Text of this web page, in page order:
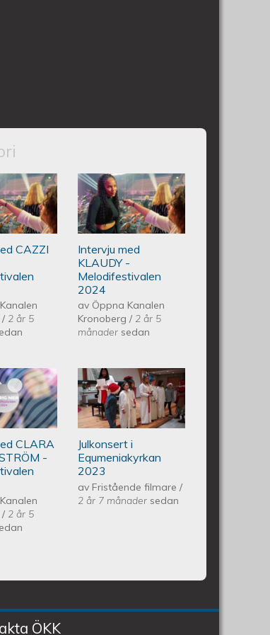
- Melodifestivalen 2024
med CAZZI OPEIA -
2024
CAZZI
/ 2 år 5
Intervju med
KLAUDY -
Melodifestivalen
2024
Intervju med
KLAUDY -
Melodifestivalen
2024
av Öppna Kanalen
Kronoberg/ 2 år 5
månader sedan
- Melodifestivalen
med CLARA
-
2024
CLARA
-
/ 2 år 5
Piano Marly
Azevedo
Andersson
Julkonsert
Julkonsert i
Equmeniakyrkan
2023
av Fristående filmare/
2 år 7 månader sedan
ÖKK